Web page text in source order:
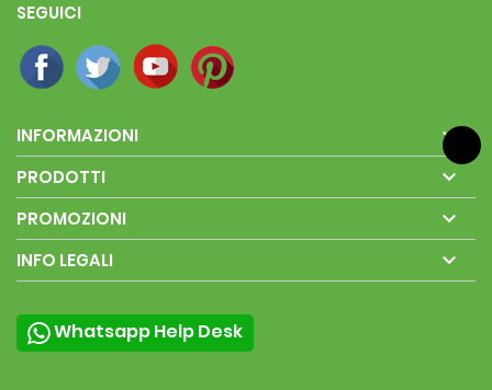
SEGUICI
INFORMAZIONI 
PRODOTTI 
PROMOZIONI 
INFO LEGALI 
Whatsapp Help Desk